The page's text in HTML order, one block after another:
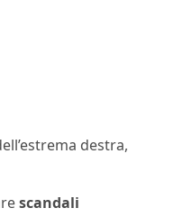
destra,
scandali